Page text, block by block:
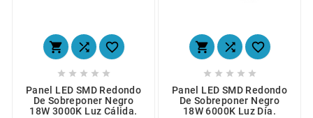
  
    
Panel LED SMD Redondo
De Sobreponer Negro
18W 3000K Luz Cálida.
  
    
Panel LED SMD Redondo
De Sobreponer Negro
18W 6000K Luz Día.